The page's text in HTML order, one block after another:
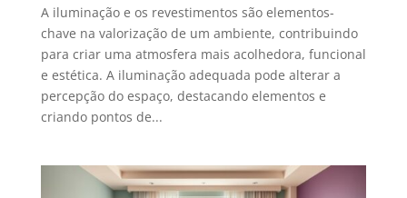
A iluminação e os revestimentos são elementos-
chave na valorização de um ambiente, contribuindo
para criar uma atmosfera mais acolhedora, funcional
e estética. A iluminação adequada pode alterar a
percepção do espaço, destacando elementos e
criando pontos de...